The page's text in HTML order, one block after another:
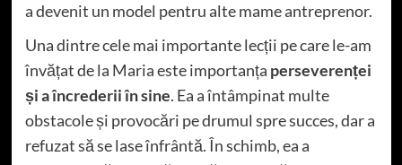
a devenit un model pentru alte mame antreprenor.
Una dintre cele mai importante lecții pe care le-am
învățat de la Maria este importanța perseverenței
și a încrederii în sine. Ea a întâmpinat multe
obstacole și provocări pe drumul spre succes, dar a
refuzat să se lase înfrântă. În schimb, ea a